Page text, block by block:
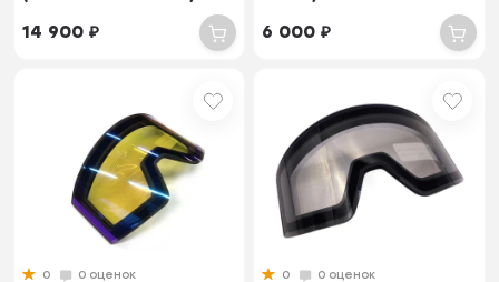
14 900₽ 6 000₽
0
0 оценок
0
0 оценок